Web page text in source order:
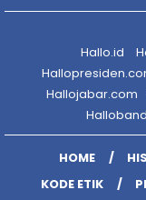
Hallo.id
Hallojabar.com
HOME
KODE ETIK